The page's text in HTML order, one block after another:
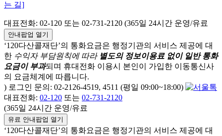
는 길]
대표전화: 02-120 또는 02-731-2120 (365일 24시간 운영/유료
안내팝업 열기
‘120다산콜재단’의 통화요금은 행정기관의 서비스 제공에 대
한 수익자 부담원칙에 따라 별도의 정보이용료 없이 일반 통화
요금이 부과되며 휴대전화 이용시 본인이 가입한 이동통신사
의 요금체계에 따릅니다.
) 로그인 문의: 02-2126-4519, 4511 (평일 09:00~18:00)
대표전화: 02-120 또는 02-731-2120
(365일 24시간 운영/유료
유료 안내팝업 열기
‘120다산콜재단’의 통화요금은 행정기관의 서비스 제공에 대